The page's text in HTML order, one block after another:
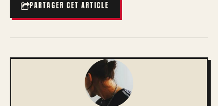
PARTAGER CET ARTICLE